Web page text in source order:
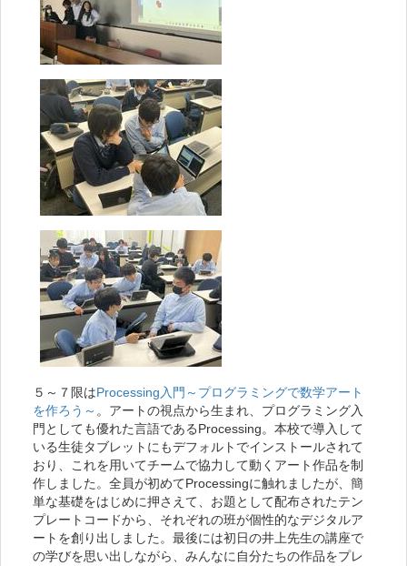
５～７限はProcessing入門～プログラミングで数学アート
を作ろう～ 。アートの視点から生まれ、プログラミング入
門としても優れた言語であるProcessing。本校で導入して
いる生徒タブレットにもデフォルトでインストールされて
おり、これを用いてチームで協力して動くアート作品を制
作しました。全員が初めてProcessingに触れましたが、簡
単な基礎をはじめに押さえて、お題として配布されたテン
プレートコードから、それぞれの班が個性的なデジタルア
ートを創り出しました。最後には初日の井上先生の講座で
の学びを思い出しながら、みんなに自分たちの作品をプレ